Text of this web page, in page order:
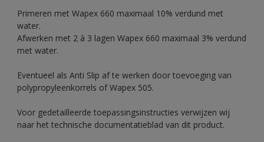
Primeren met Wapex 660 maximaal 10% verdund met
water.
Afwerken met 2 à 3 lagen Wapex 660 maximaal 3% verdund
met water.
Eventueel als Anti Slip af te werken door toevoeging van
polypropyleenkorrels of Wapex 505.
Voor gedetailleerde toepassingsinstructies verwijzen wij
naar het technische documentatieblad van dit product.